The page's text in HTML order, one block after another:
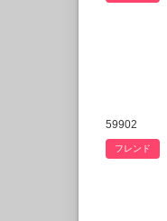
59902
フレンド